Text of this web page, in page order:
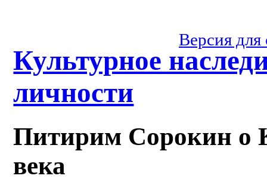
Версия
Культурное
личности
Питирим Сорокин о
века